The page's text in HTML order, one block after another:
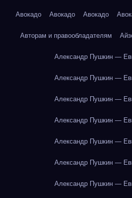
Авокадо Авокадо Авокадо
Авторам и правообладателям
Александр Пушкин —
Александр Пушкин —
Александр Пушкин —
Александр Пушкин —
Александр Пушкин —
Александр Пушкин —
Александр Пушкин —